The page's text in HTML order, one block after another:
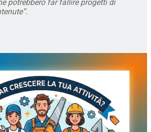
potrebbero far fallire progetti di